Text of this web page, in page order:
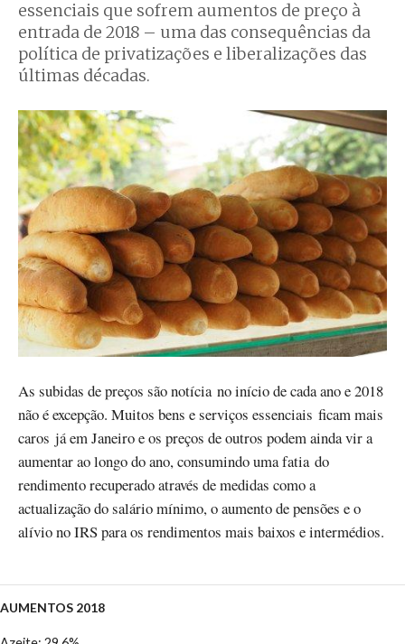
essenciais que sofrem aumentos de preço à
entrada de 2018 – uma das consequências da
política de privatizações e liberalizações das
últimas décadas.
As subidas de preços são notícia no início de cada ano e 2018
não é excepção. Muitos bens e serviços essenciais ficam mais
caros já em Janeiro e os preços de outros podem ainda vir a
aumentar ao longo do ano, consumindo uma fatia do
rendimento recuperado através de medidas como a
actualização do salário mínimo, o aumento de pensões e o
alívio no IRS para os rendimentos mais baixos e intermédios.
AUMENTOS 2018